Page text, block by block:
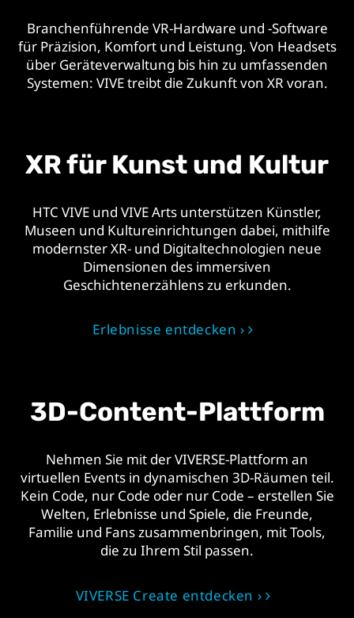
Branchenführende VR-Hardware und -Software
für Präzision, Komfort und Leistung. Von Headsets
über Geräteverwaltung bis hin zu umfassenden
Systemen: VIVE treibt die Zukunft von XR voran.
XR für Kunst und Kultur
HTC VIVE und VIVE Arts unterstützen Künstler,
Museen und Kultureinrichtungen dabei, mithilfe
modernster XR- und Digitaltechnologien neue
Dimensionen des immersiven
Geschichtenerzählens zu erkunden.
Erlebnisse entdecken ›
3D-Content-Plattform
Nehmen Sie mit der VIVERSE-Plattform an
virtuellen Events in dynamischen 3D-Räumen teil.
Kein Code, nur Code oder nur Code – erstellen Sie
Welten, Erlebnisse und Spiele, die Freunde,
Familie und Fans zusammenbringen, mit Tools,
die zu Ihrem Stil passen.
VIVERSE Create entdecken ›